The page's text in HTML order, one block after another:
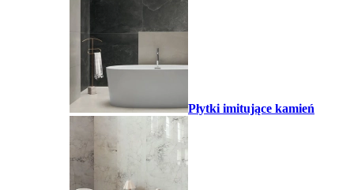
Płytki imitujące kamień